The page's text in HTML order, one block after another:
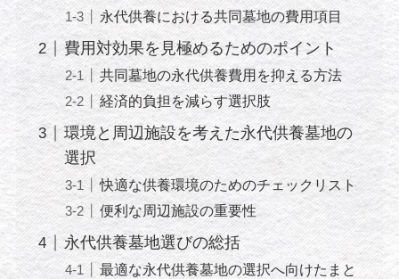
永代供養における共同墓地の費用項目
費用対効果を見極めるためのポイント
共同墓地の永代供養費用を抑える方法
経済的負担を減らす選択肢
環境と周辺施設を考えた永代供養墓地の
選択
快適な供養環境のためのチェックリスト
便利な周辺施設の重要性
永代供養墓地選びの総括
最適な永代供養墓地の選択へ向けたまと